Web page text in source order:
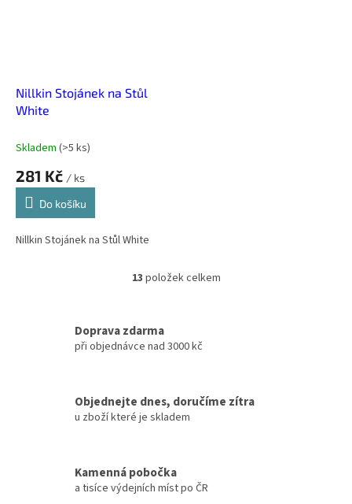
Nillkin Stojánek na Stůl
White
Skladem (>5 ks)
281 Kč / ks
Do košíku
Nillkin Stojánek na Stůl White
O
d
p
r
v
ý
13 položek celkem
Doprava zdarma
při objednávce nad 3000 kč
Objednejte dnes, doručíme zítra
u zboží které je skladem
Kamenná pobočka
a tisíce výdejních míst po ČR